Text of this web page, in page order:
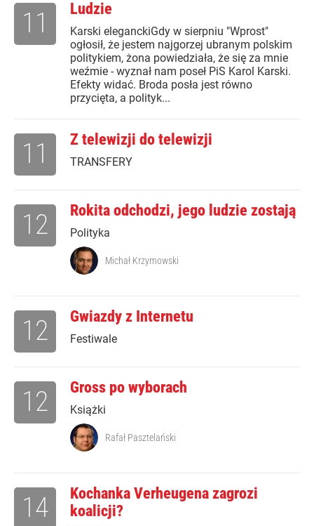
Ludzie
Karski eleganckiGdy w sierpniu "Wprost"
ogłosił, że jestem najgorzej ubranym polskim
politykiem, żona powiedziała, że się za mnie
weźmie - wyznał nam poseł PiS Karol Karski.
Efekty widać. Broda posła jest równo
przycięta, a polityk...
11
Z telewizji do telewizji
TRANSFERY
11
Rokita odchodzi, jego ludzie zostają
Polityka
12
Michał Krzymowski
Gwiazdy z Internetu
Festiwale
12
Gross po wyborach
Książki
12
Rafał Pasztelański
Kochanka Verheugena zagrozi
koalicji?
14